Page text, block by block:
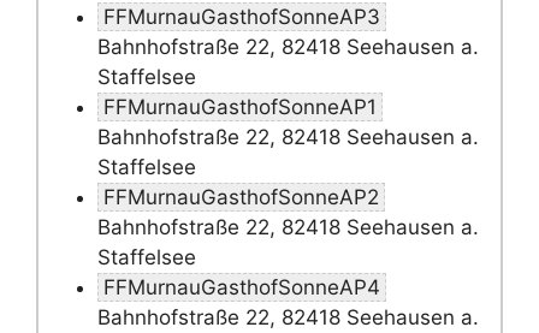
FFMurnauGasthofSonneAP3
Bahnhofstraße 22, 82418 Seehausen a.
Staffelsee
FFMurnauGasthofSonneAP1
Bahnhofstraße 22, 82418 Seehausen a.
Staffelsee
FFMurnauGasthofSonneAP2
Bahnhofstraße 22, 82418 Seehausen a.
Staffelsee
FFMurnauGasthofSonneAP4
Bahnhofstraße 22, 82418 Seehausen a.